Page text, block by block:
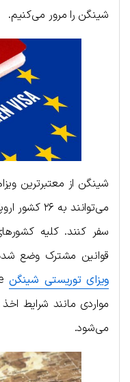
شینگن را مرور می‌کنیم.
شینگن از معتبرترین
می‌توانند به
سفر کنند. کلیه
قوانین مشترک وضع
ویزای توریستی شینگن
مواردی مانند شرایط
می‌شود.